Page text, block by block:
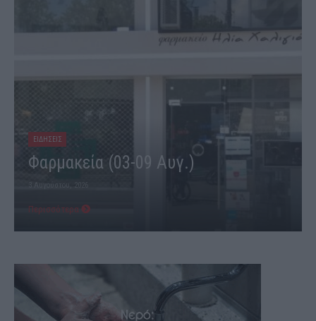
ΕΙΔΗΣΕΙΣ
Φαρμακεία (03-09 Αυγ.)
3 Αυγούστου, 2026
Περισσότερα